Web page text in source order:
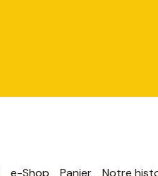
e-Shop Panier Notre